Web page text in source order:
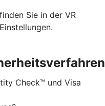
Sie in der VR
Check™ und Visa